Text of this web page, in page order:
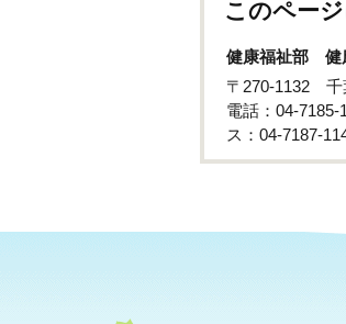
このペー
健康福祉部 健
〒270-1132 千
電話：04-
ス：04-7187-